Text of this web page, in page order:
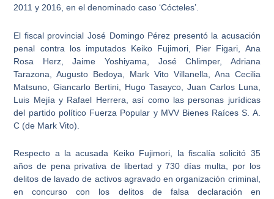
2011 y 2016, en el denominadocaso ‘Cócteles’
El fiscal provincial José Domingo Pérez presentó la acusación
penal contra los imputados Keiko Fujimori , Pier Figari, Ana
Rosa Herz, Jaime Yoshiyama, José Chlimper, Adriana
Tarazona, Augusto Bedoya, Mark Vito Villanella, Ana Cecilia
Matsuno, Giancarlo Bertini, Hugo Tasayco, Juan Carlos Luna,
Luis Mejía y Rafael Herrera, así como las personas jurídicas
del partido político Fuerza Popular y MVV Bienes Raíces S. A.
C (de Mark Vito).
Respecto a laacusada Keiko Fujimori , la fiscalía solicitó 35
años de pena privativa de libertad y 730 días multa, por los
delitos de lavado de activos agravado en organización criminal,
en concurso con los delitos de falsa declaración en